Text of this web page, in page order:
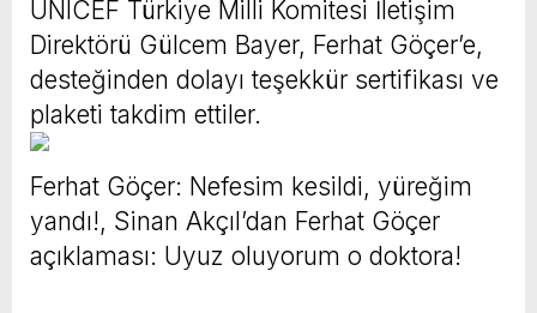
UNICEF Türkiye Milli Komitesi İletişim
Direktörü Gülcem Bayer, Ferhat Göçer’e,
desteğinden dolayı teşekkür sertifikası ve
plaketi takdim ettiler.
Ferhat Göçer: Nefesim kesildi, yüreğim
yandı!, Sinan Akçıl’dan Ferhat Göçer
açıklaması: Uyuz oluyorum o doktora!